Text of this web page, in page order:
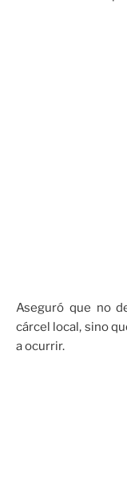
Aseguró que no
cárcel local, sino
a ocurrir.